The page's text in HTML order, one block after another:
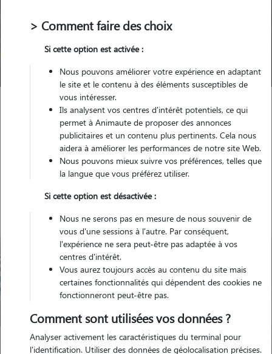
Pour quel animal ?
Trouver mon Pet Sitter
Garde animaux France Bretagne Finistère Plozévet
Nos promeneurs à Plozévet
> Comment faire des choix
Si cette option est activée :
Nous pouvons améliorer votre expérience en adaptant
le site et le contenu à des éléments susceptibles de
vous intéresser.
Ils analysent vos centres d'intérêt potentiels, ce qui
permet à Animaute de proposer des annonces
publicitaires et un contenu plus pertinents. Cela nous
aidera à améliorer les performances de notre site Web.
Nous pouvons mieux suivre vos préférences, telles que
la langue que vous préférez utiliser.
Si cette option est désactivée :
Nous ne serons pas en mesure de nous souvenir de
vous d'une sessions à l'autre. Par conséquent,
l'expérience ne sera peut-être pas adaptée à vos
centres d'intérêt.
Vous aurez toujours accès au contenu du site mais
certaines fonctionnalités qui dépendent des cookies ne
fonctionneront peut-être pas.
Comment sont utilisées vos données ?
Analyser activement les caractéristiques du terminal pour
l'identification. Utiliser des données de géolocalisation précises.